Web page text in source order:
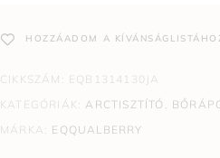
HOZZÁADOM A
CIKKSZÁM: EQB1314130JA
KATEGÓRIÁK:ARCTISZTÍTÓ ,
MÁRKA: EQQUALBERRY